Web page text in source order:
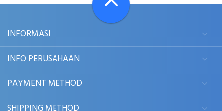
INFORMASI
INFO PERUSAHAAN
PAYMENT METHOD
SHIPPING METHOD